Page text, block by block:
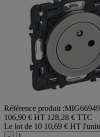
Référence produit
106,90 € HT 128,28 € TTC
Le lot de 10 10,69 € HT